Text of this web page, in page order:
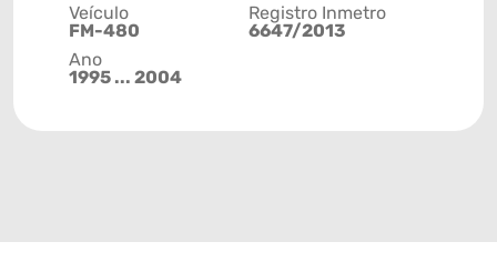
Veículo
FM-480
Ano
1995 ... 2004
Registro Inmetro
6647/2013